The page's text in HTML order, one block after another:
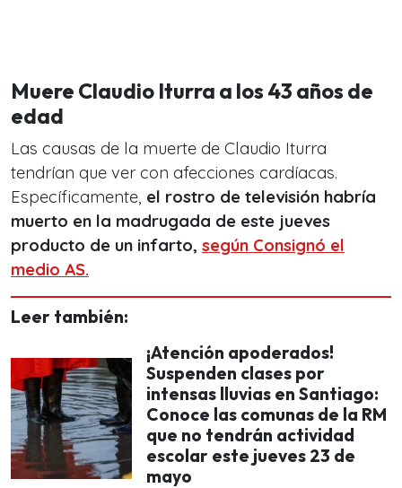
Muere Claudio Iturra a los 43 años de
edad
Las causas de la muerte de Claudio Iturra
tendrían que ver con afecciones cardíacas.
Específicamente, el rostro de televisión habría
muerto en la madrugada de este jueves
producto de un infarto, según Consignó el
medio AS.
Leer también:
¡Atención apoderados!
Suspenden clases por
intensas lluvias en Santiago:
Conoce las comunas de la RM
que no tendrán actividad
escolar este jueves 23 de
mayo